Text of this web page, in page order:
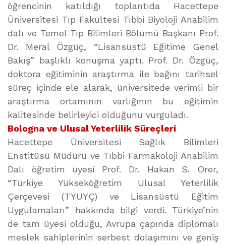
öğrencinin katıldığı toplantıda Hacettepe
Üniversitesi Tıp Fakültesi Tıbbi Biyoloji Anabilim
dalı ve Temel Tıp Bilimleri Bölümü Başkanı Prof.
Dr. Meral Özgüç, “Lisansüstü Eğitime Genel
Bakış” başlıklı konuşma yaptı. Prof. Dr. Özgüç,
doktora eğitiminin araştırma ile bağını tarihsel
süreç içinde ele alarak, üniversitede verimli bir
araştırma ortamının varlığının bu eğitimin
kalitesinde belirleyici olduğunu vurguladı.
Bologna ve Ulusal Yeterlilik Süreçleri
Hacettepe Üniversitesi Sağlık Bilimleri
Enstitüsü Müdürü ve Tıbbi Farmakoloji Anabilim
Dalı öğretim üyesi Prof. Dr. Hakan S. Orer,
“Türkiye Yükseköğretim Ulusal Yeterlilik
Çerçevesi (TYUYÇ) ve Lisansüstü Eğitim
Uygulamaları” hakkında bilgi verdi. Türkiye’nin
de tam üyesi olduğu, Avrupa çapında diplomalı
meslek sahiplerinin serbest dolaşımını ve geniş